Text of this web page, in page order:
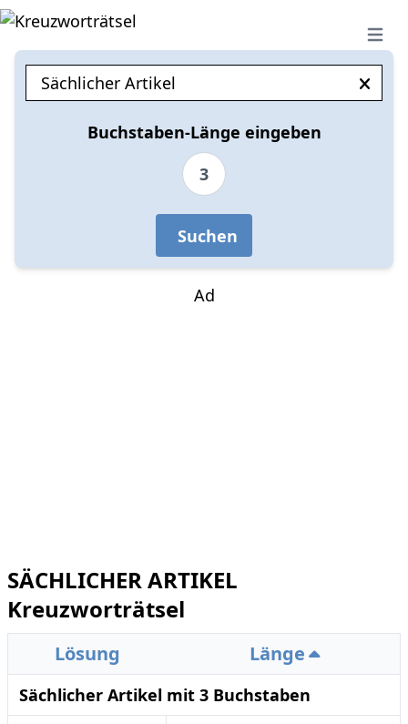
Open
Buchstaben-Länge eingeben
3
Suchen
Ad
SÄCHLICHER ARTIKEL
Kreuzworträtsel
Lösung Länge
Sächlicher Artikel mit 3 Buchstaben